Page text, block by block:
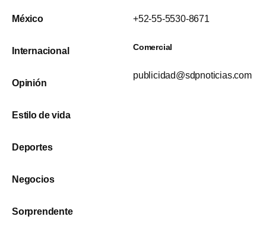
México
Internacional
Opinión
Estilo de vida
Deportes
Negocios
Sorprendente
+52-55-5530-8671
Comercial
publicidad@sdpnoticias.com